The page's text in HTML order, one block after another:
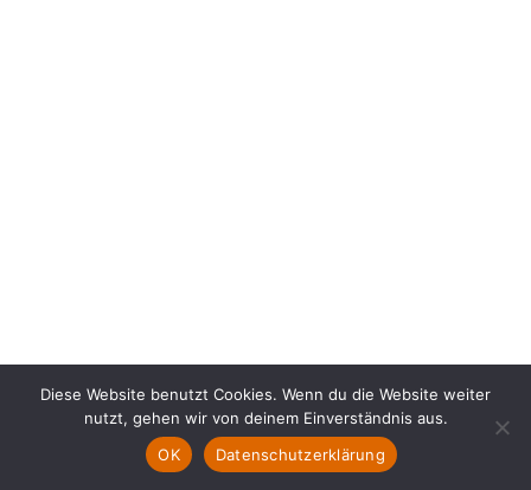
Diese Website benutzt Cookies. Wenn du die Website weiter
nutzt, gehen wir von deinem Einverständnis aus.
OK
Datenschutzerklärung